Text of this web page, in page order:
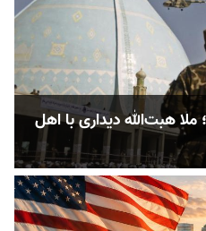
هبت‌الله دیداری با اهل